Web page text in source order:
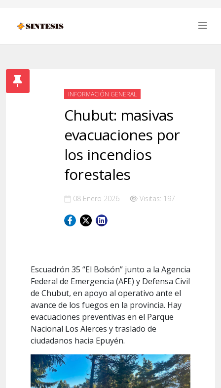
INFORMACIÓN GENERAL
Chubut: masivas
evacuaciones por
los incendios
forestales
08 Enero 2026 Visitas: 197
Escuadrón 35 “El Bolsón” junto a la Agencia
Federal de Emergencia (AFE) y Defensa Civil
de Chubut, en apoyo al operativo ante el
avance de los fuegos en la provincia. Hay
evacuaciones preventivas en el Parque
Nacional Los Alerces y traslado de
ciudadanos hacia Epuyén.